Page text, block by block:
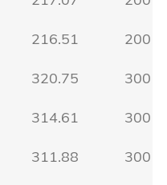
216.51 200
320.75 300
314.61 300
311.88 300